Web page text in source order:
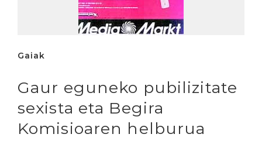
Gaiak
Gaur eguneko pubilizitate
sexista eta Begira
Komisioaren helburua